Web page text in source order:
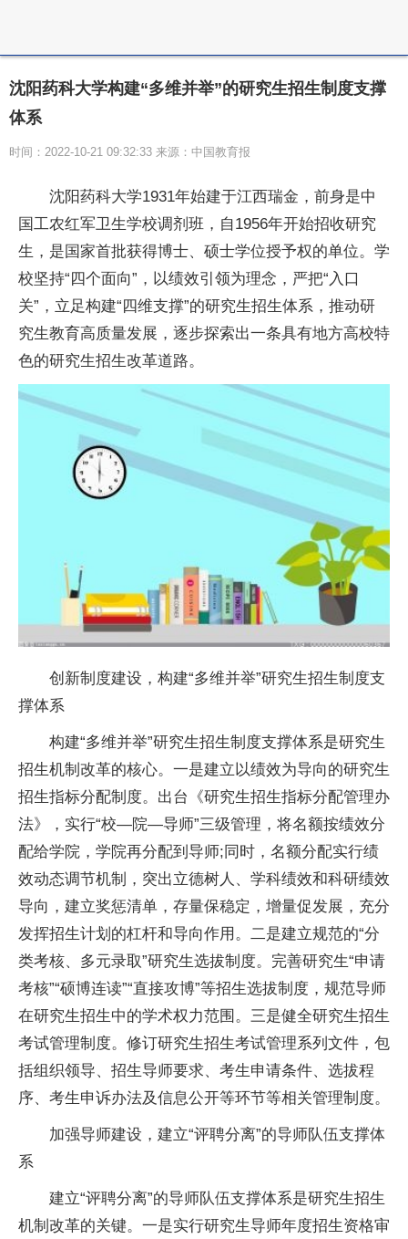
沈阳药科大学构建“多维并举”的研究生招生制度支撑
体系
时间：2022-10-21 09:32:33 来源：中国教育报
沈阳药科大学1931年始建于江西瑞金，前身是中
国工农红军卫生学校调剂班，自1956年开始招收研究
生，是国家首批获得博士、硕士学位授予权的单位。学
校坚持“四个面向”，以绩效引领为理念，严把“入口
关”，立足构建“四维支撑”的研究生招生体系，推动研
究生教育高质量发展，逐步探索出一条具有地方高校特
色的研究生招生改革道路。
创新制度建设，构建“多维并举”研究生招生制度支
撑体系
构建“多维并举”研究生招生制度支撑体系是研究生
招生机制改革的核心。一是建立以绩效为导向的研究生
招生指标分配制度。出台《研究生招生指标分配管理办
法》，实行“校—院—导师”三级管理，将名额按绩效分
配给学院，学院再分配到导师;同时，名额分配实行绩
效动态调节机制，突出立德树人、学科绩效和科研绩效
导向，建立奖惩清单，存量保稳定，增量促发展，充分
发挥招生计划的杠杆和导向作用。二是建立规范的“分
类考核、多元录取”研究生选拔制度。完善研究生“申请
考核”“硕博连读”“直接攻博”等招生选拔制度，规范导师
在研究生招生中的学术权力范围。三是健全研究生招生
考试管理制度。修订研究生招生考试管理系列文件，包
括组织领导、招生导师要求、考生申请条件、选拔程
序、考生申诉办法及信息公开等环节等相关管理制度。
加强导师建设，建立“评聘分离”的导师队伍支撑体
系
建立“评聘分离”的导师队伍支撑体系是研究生招生
机制改革的关键。一是实行研究生导师年度招生资格审